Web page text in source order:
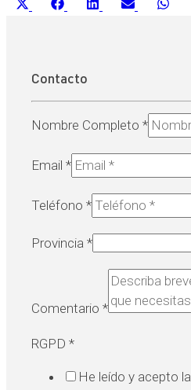
CompartirCompartir
FacebookCompartir
LinkedInCompartir
Email
Contacto
Nombre Completo *
Email *
Teléfono *
Provincia *
Comentario *
RGPD *
He leído y acepto la